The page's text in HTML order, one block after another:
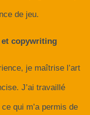
de jeu.
et copywriting
je maîtrise l’art
J’ai travaillé
qui m’a permis de